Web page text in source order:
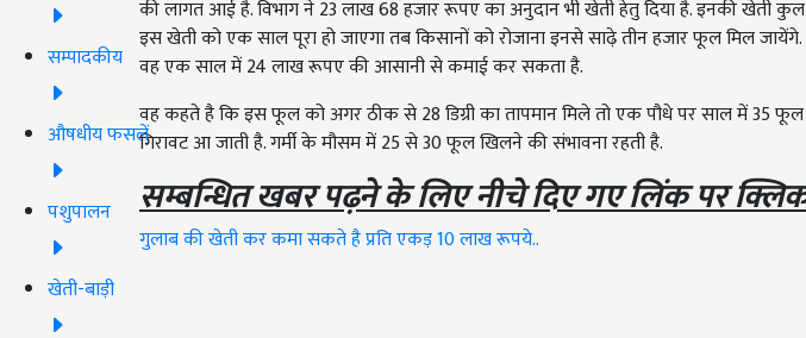
सम्पादकीय
औषधीय फसलें
पशुपालन
खेती-बाड़ी
की लागत आई है. विभाग ने 23 लाख 68 हजार रूपए का अनुदान भी खेती हेतु दिया है. इनकी खेती
इस खेती को एक साल पूरा हो जाएगा तब किसानों को रोजाना इनसे साढ़े तीन हजार फूल मिल
वह एक साल में 24 लाख रूपए की आसानी से कमाई कर सकता है.
वह कहते है कि इस फूल को अगर ठीक से 28 डिग्री का तापमान मिले तो एक पौधे पर साल में 35 फूल
गिरावट आ जाती है. गर्मी के मौसम में 25 से 30 फूल खिलने की संभावना रहती है.
सम्बन्धित खबर पढ़ने के लिए नीचे दिए गए लिंक पर
गुलाब की खेती कर कमा सकते है प्रति एकड़ 10 लाख रूपये..